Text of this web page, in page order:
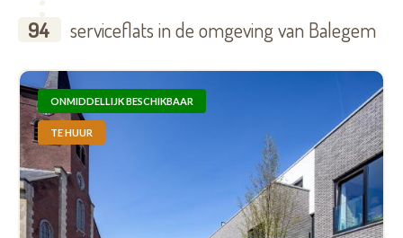
94 serviceflats in de omgeving van Balegem
ONMIDDELLIJK BESCHIKBAAR
TE HUUR